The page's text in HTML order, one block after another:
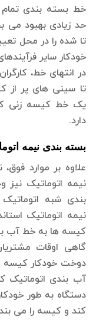
خط بسته بندی تمام
حد زیادی بهبود می
تا شده را در محل
خودکار سایر
در انتهای خط،
تا سینی های پر از
دارد.
بسته بندی نیمه
علاوه بر موارد
نیمه اتوماتیک
بندی شبه
نیمه اتوماتیک
کیسه ها به خط آب
گاهی اوقات
دوخت خودکار کیسه
آب بندی
دستگاه به طور
کند و کیسه را می